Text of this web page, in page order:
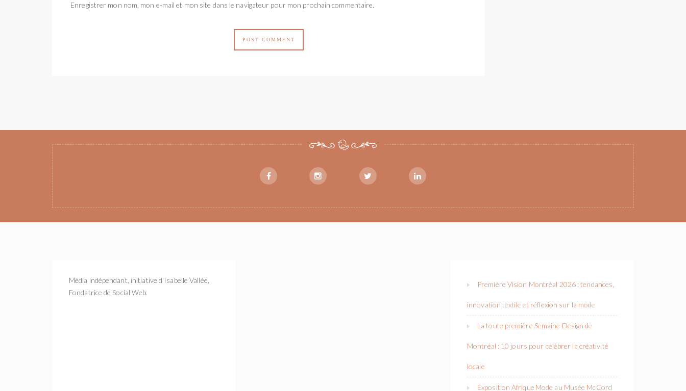
Enregistrer mon nom, mon e-mail et mon site dans le navigateur pour mon prochain commentaire.
Média indépendant, initiative d'Isabelle Vallée,
Fondatrice de Social Web.
Première Vision Montréal 2026 : tendances,
innovation textile et réflexion sur la mode
La toute première Semaine Design de
Montréal : 10 jours pour célébrer la créativité
locale
Exposition Afrique Mode au Musée McCord